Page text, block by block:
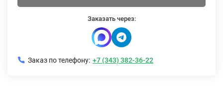
Заказать через:
Заказ по телефону: +7 (343) 382-36-22